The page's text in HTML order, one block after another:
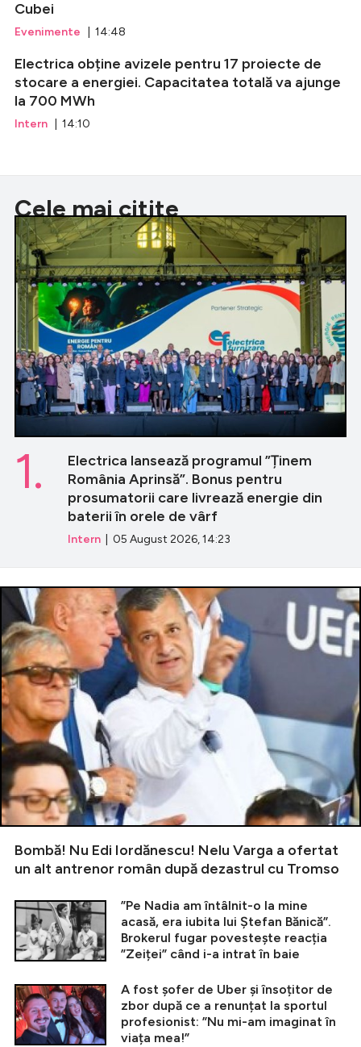
Cubei
Evenimente | 14:48
Electrica obține avizele pentru 17 proiecte de
stocare a energiei. Capacitatea totală va ajunge
la 700 MWh
Intern | 14:10
Cele mai citite
Electrica lansează programul ”Ținem
România Aprinsă”. Bonus pentru
prosumatorii care livrează energie din
baterii în orele de vârf
Intern | 05 August 2026, 14:23
1.
Bombă! Nu Edi Iordănescu! Nelu Varga a ofertat
un alt antrenor român după dezastrul cu Tromso
”Pe Nadia am întâlnit-o la mine
acasă, era iubita lui Ștefan Bănică”.
Brokerul fugar povestește reacția
”Zeiței” când i-a intrat în baie
A fost șofer de Uber și însoțitor de
zbor după ce a renunțat la sportul
profesionist: ”Nu mi-am imaginat în
viața mea!”